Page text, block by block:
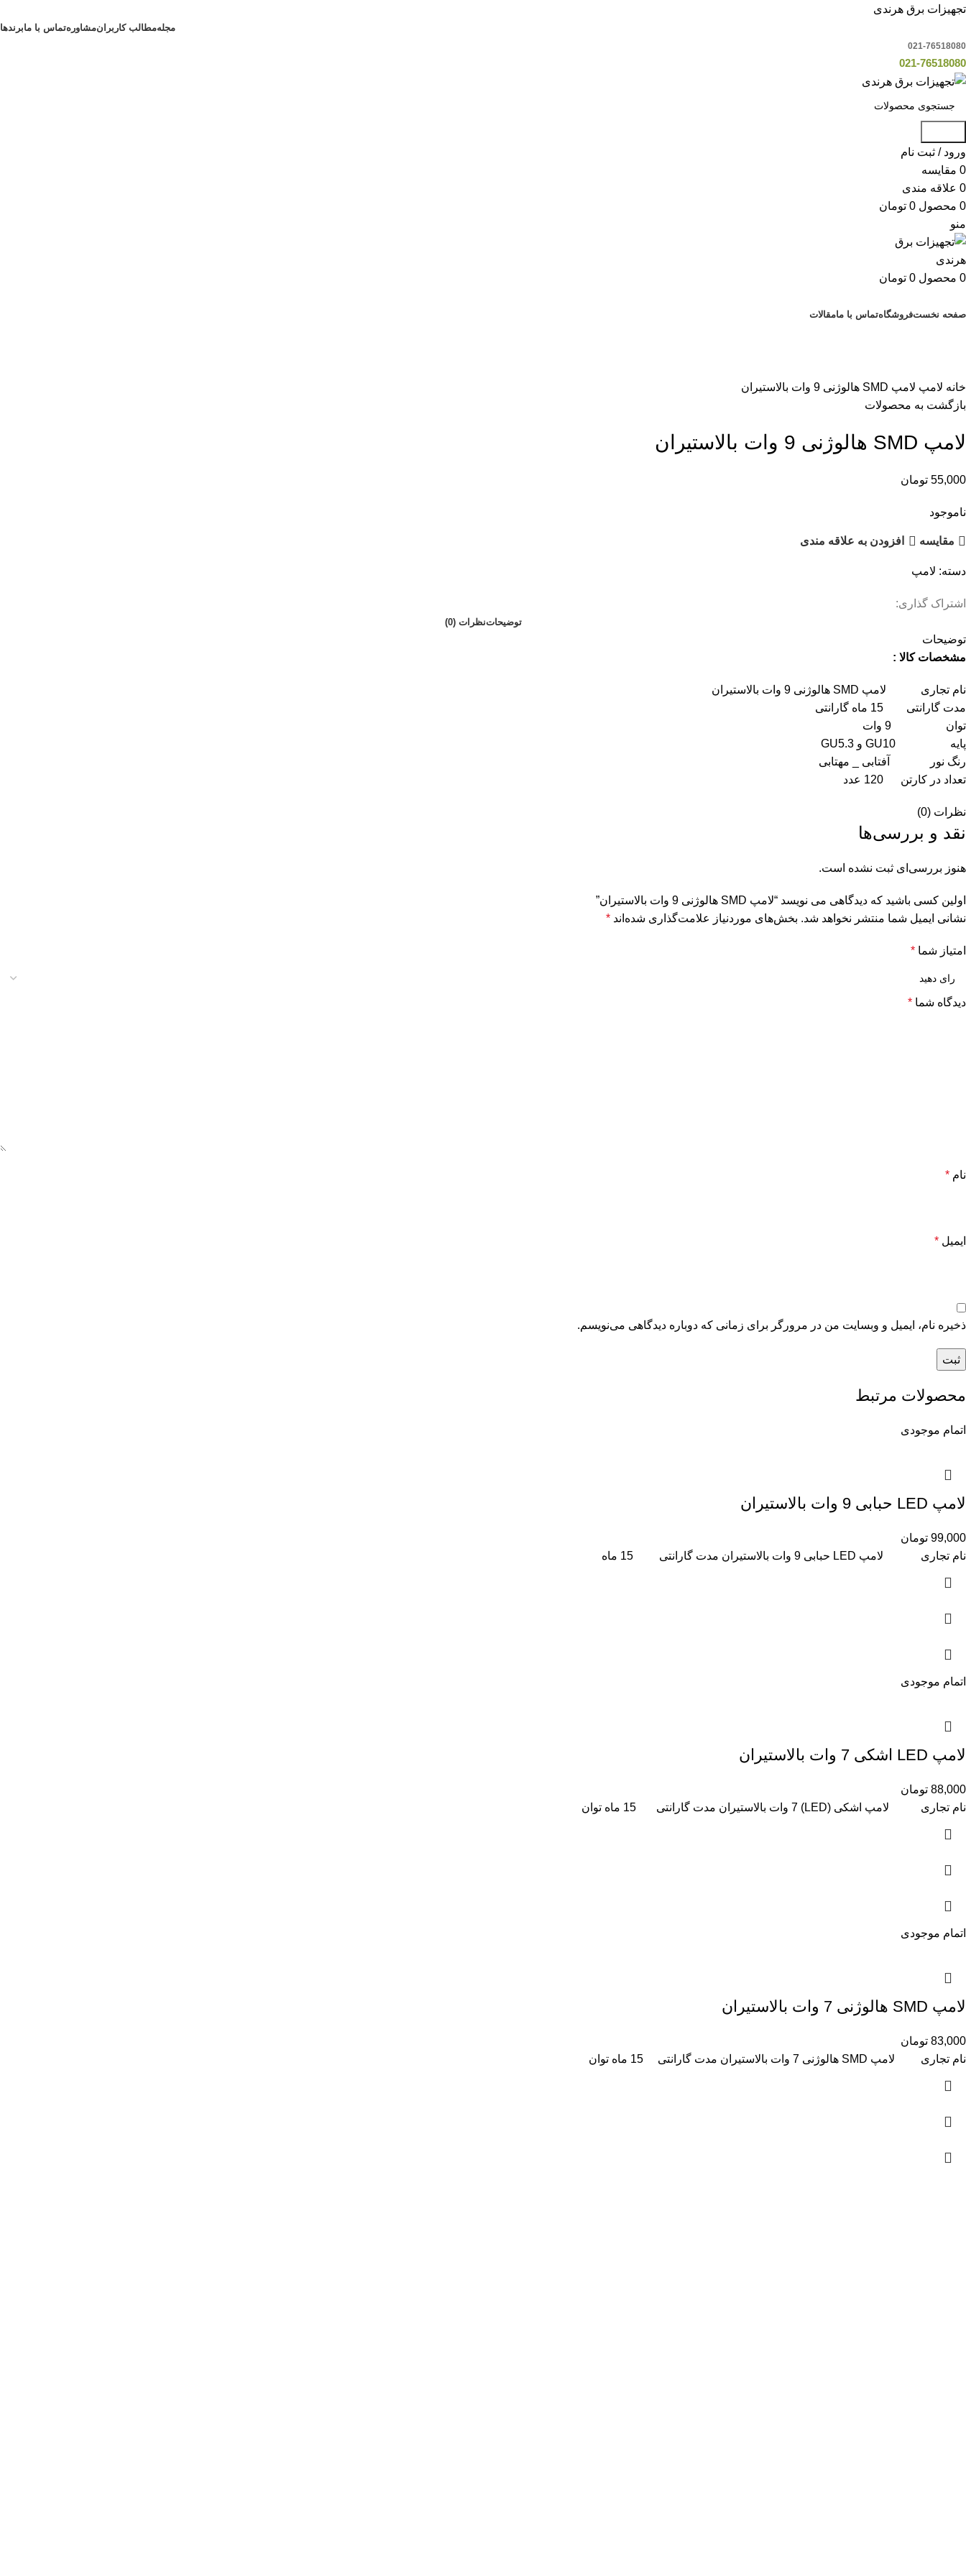
تجهیزات برق هرندی
مجلهمطالب کاربرانمشاورهتماس با مابرندها
021-76518080
021-76518080
ورود / ثبت نام
0 مقایسه
0 علاقه مندی
0 محصول 0 تومان
منو
0 محصول 0 تومان
صفحه نخستفروشگاهتماس با مامقالات
خانه لامپ لامپ SMD هالوژنی 9 وات بالاستیران
بازگشت به محصولات
لامپ SMD هالوژنی 9 وات بالاستیران
55,000 تومان
ناموجود
مقایسه افزودن به علاقه مندی
دسته: لامپ
اشتراک گذاری:
توضیحاتنظرات (0)
توضیحات
مشخصات کالا :
نام تجاری لامپ SMD هالوژنی 9 وات بالاستیران
مدت گارانتی 15 ماه گارانتی
توان 9 وات
پایه GU10 و GU5.3
رنگ نور آفتابی _ مهتابی
تعداد در کارتن 120 عدد
نظرات (0)
نقد و بررسی‌ها
هنوز بررسی‌ای ثبت نشده است.
اولین کسی باشید که دیدگاهی می نویسد “لامپ SMD هالوژنی 9 وات بالاستیران”
نشانی ایمیل شما منتشر نخواهد شد. بخش‌های موردنیاز علامت‌گذاری شده‌اند *
امتیاز شما *
دیدگاه شما *
نام *
ایمیل *
ذخیره نام، ایمیل و وبسایت من در مرورگر برای زمانی که دوباره دیدگاهی می‌نویسم.
محصولات مرتبط
اتمام موجودی
لامپ LED حبابی 9 وات بالاستیران
99,000 تومان
نام تجاری لامپ LED حبابی 9 وات بالاستیران مدت گارانتی 15 ماه
اتمام موجودی
لامپ LED اشکی 7 وات بالاستیران
88,000 تومان
نام تجاری لامپ اشکی (LED) 7 وات بالاستیران مدت گارانتی 15 ماه توان
اتمام موجودی
لامپ SMD هالوژنی 7 وات بالاستیران
83,000 تومان
نام تجاری لامپ SMD هالوژنی 7 وات بالاستیران مدت گارانتی 15 ماه توان